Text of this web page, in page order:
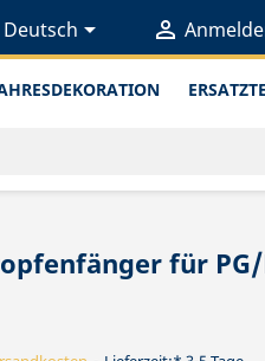
Deutsch 
für PG/